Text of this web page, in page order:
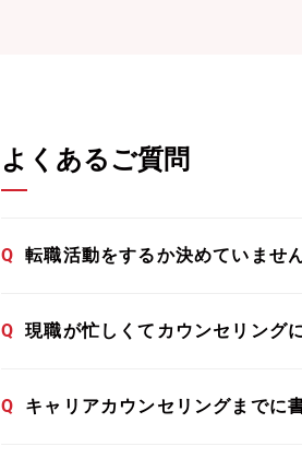
よくあるご質問
Q 転職活動をするか決めていませ
Q 現職が忙しくてカウンセリング
Q キャリアカウンセリングまでに